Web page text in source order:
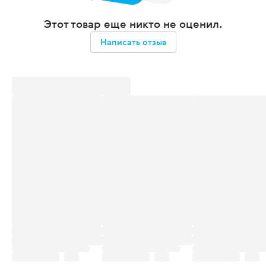
Этот товар еще никто не оценил.
Написать отзыв